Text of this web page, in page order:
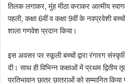
तिलक लगाकर, मुंह मीठा कराकर आत्मीय
पहली, कक्षा 6वीं व कक्षा 9वीं के नवप्रवेशी
शाला गणवेश प्रदान किया।
इस अवसर पर स्कूली बच्चों द्वारा रंगारग
दी। साथ ही विभिन्न कक्षाओं में प्रथम द्वितीय
प्रतिभावान छात्र छात्राओं को सम्मानित